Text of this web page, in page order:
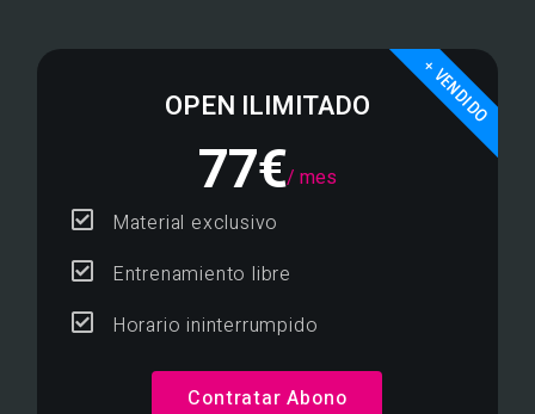
OPEN ILIMITADO
77€/ mes
Material exclusivo
Entrenamiento libre
Horario ininterrumpido
Contratar Abono
+ VENDIDO